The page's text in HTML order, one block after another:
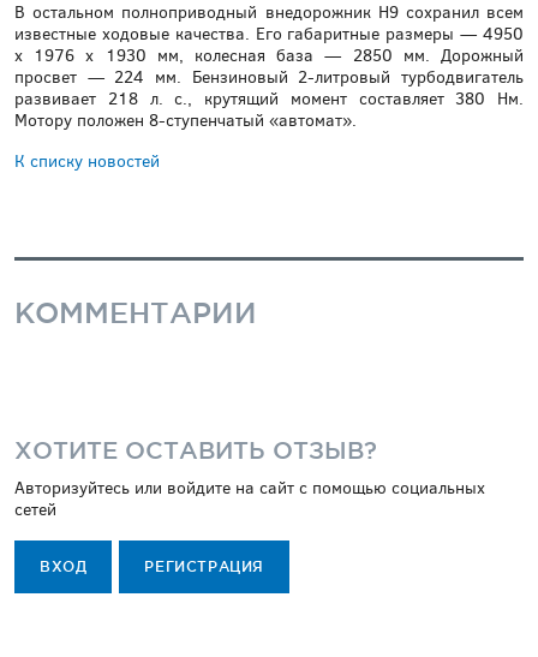
В остальном полноприводный внедорожник H9 сохранил всем
известные ходовые качества. Его габаритные размеры — 4950
x 1976 x 1930 мм, колесная база — 2850 мм. Дорожный
просвет — 224 мм. Бензиновый 2-литровый турбодвигатель
развивает 218 л. с., крутящий момент составляет 380 Нм.
Мотору положен 8-ступенчатый «автомат».
К списку новостей
КОММЕНТАРИИ
ХОТИТЕ ОСТАВИТЬ ОТЗЫВ?
Авторизуйтесь или войдите на сайт с помощью социальных
сетей
ВХОД РЕГИСТРАЦИЯ